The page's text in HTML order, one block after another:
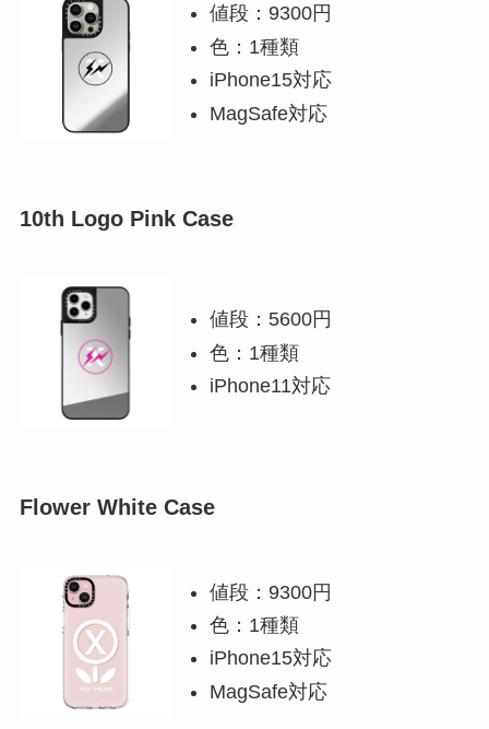
値段：9300円
色：1種類
iPhone15対応
MagSafe対応
10th Logo Pink Case
値段：5600円
色：1種類
iPhone11対応
Flower White Case
値段：9300円
色：1種類
iPhone15対応
MagSafe対応